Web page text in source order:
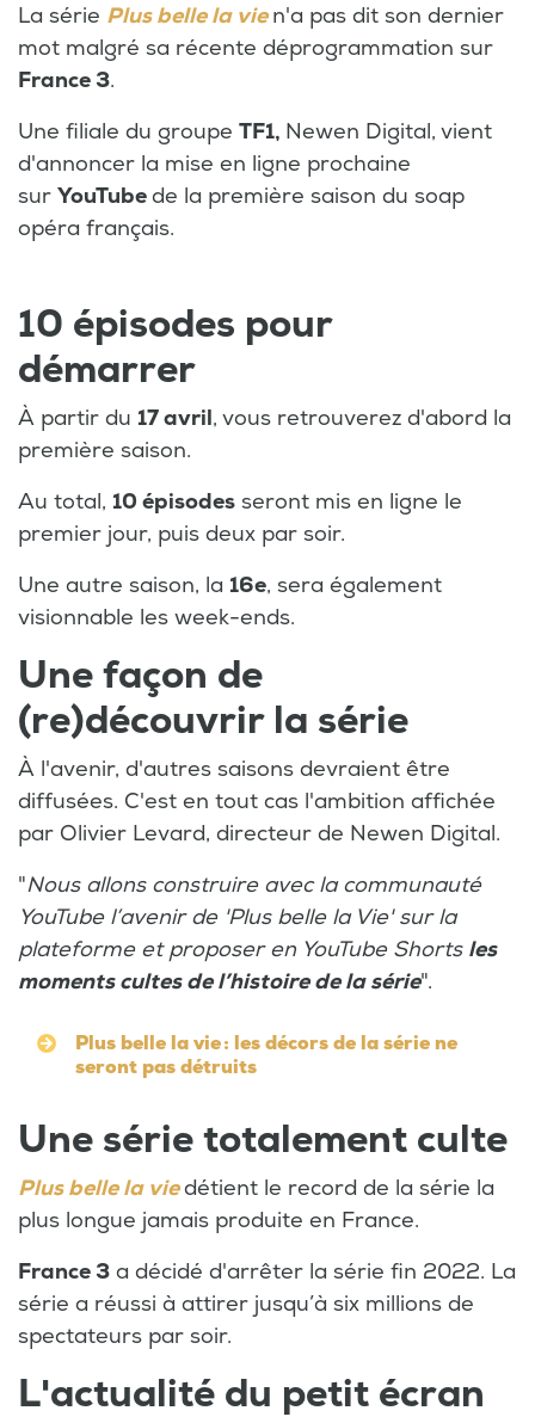
La série Plus belle la vie n'a pas dit son dernier
mot malgré sa récente déprogrammation sur
France 3.
Une filiale du groupe TF1, Newen Digital, vient
d'annoncer la mise en ligne prochaine
sur YouTubede la première saison du soap
opéra français.
10 épisodes pour
démarrer
À partir du 17 avril, vous retrouverez d'abord la
première saison.
Au total, 10 épisodes seront mis en ligne le
premier jour, puis deux par soir.
Une autre saison, la 16e, sera également
visionnable les week-ends.
Une façon de
(re)découvrir la série
À l'avenir, d'autres saisons devraient être
diffusées. C'est en tout cas l'ambition affichée
par Olivier Levard, directeur de Newen Digital.
"Nous allons construire avec la communauté
YouTube l’avenir de 'Plus belle la Vie' sur la
plateforme et proposer en YouTube Shorts les
moments cultes de l’histoire de la série".
Plus belle la vie : les décors de la série ne
seront pas détruits
Une série totalement culte
Plus belle la viedétient le record de la série la
plus longue jamais produite en France.
France 3 a décidé d'arrêter la série fin 2022. La
série a réussi à attirer jusqu’à six millions de
spectateurs par soir.
L'actualité du petit écran